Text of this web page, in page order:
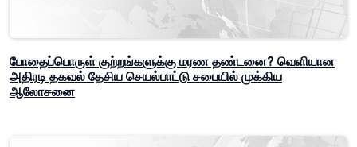
போதைப்பொருள் குற்றங்களுக்கு மரண தண்டனை? வெளியான
அதிரடி தகவல் தேசிய செயல்பாட்டு சபையில் முக்கிய
ஆலோசனை